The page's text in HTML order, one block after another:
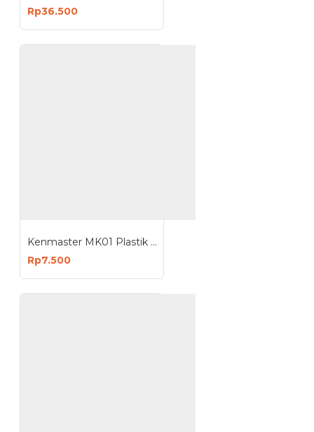
Rp36.500
Kenmaster MK01 Plastik MiniBox 6 Slot
Rp7.500